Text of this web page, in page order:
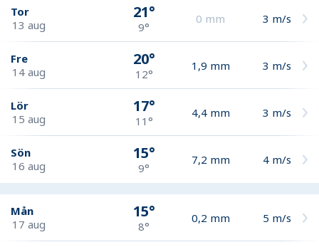
Tor
13 aug
21°
9°
0 mm 3 m/s
Fre
14 aug
20°
12°
1,9 mm 3 m/s
Lör
15 aug
17°
11°
4,4 mm 3 m/s
Sön
16 aug
15°
9°
7,2 mm 4 m/s
Mån
17 aug
15°
8°
0,2 mm 5 m/s